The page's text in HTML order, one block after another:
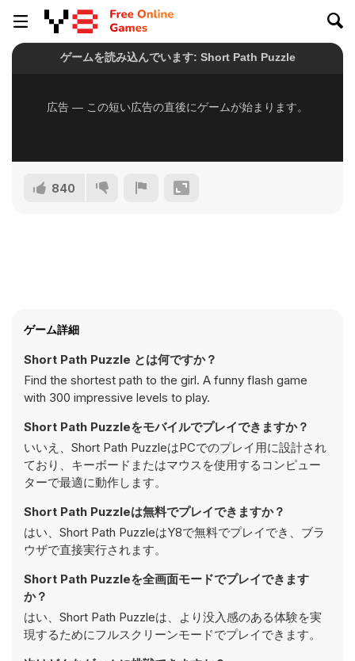
840
ゲーム詳細
Short Path Puzzle とは何ですか？
Find the shortest path to the girl. A funny flash game
with 300 impressive levels to play.
Short Path Puzzleをモバイルでプレイできますか？
いいえ、Short Path PuzzleはPCでのプレイ用に設計され
ており、キーボードまたはマウスを使用するコンピュー
ターで最適に動作します。
Short Path Puzzleは無料でプレイできますか？
はい、Short Path PuzzleはY8で無料でプレイでき、ブラ
ウザで直接実行されます。
Short Path Puzzleを全画面モードでプレイできます
か？
はい、Short Path Puzzleは、より没入感のある体験を実
現するためにフルスクリーンモードでプレイできます。